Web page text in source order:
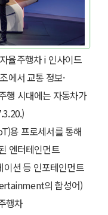
율주행차 i 인사이드
에서 교통 정보·
행 시대에는 자동차가
용 프로세서를 통해
엔터테인먼트
션 등 인포테인먼트
의 합성어)
행차